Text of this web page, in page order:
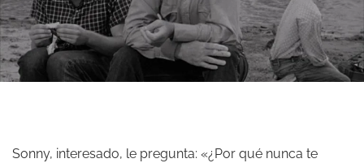
Sonny, interesado, le pregunta: «¿Por qué nunca te